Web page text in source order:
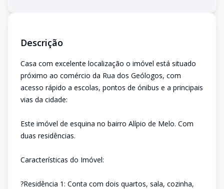
Descrição
Casa com excelente localização o imóvel está situado
próximo ao comércio da Rua dos Geólogos, com
acesso rápido a escolas, pontos de ónibus e a principais
vias da cidade:
Este imóvel de esquina no bairro Alípio de Melo. Com
duas residências.
Características do Imóvel:
?Residência 1: Conta com dois quartos, sala, cozinha,